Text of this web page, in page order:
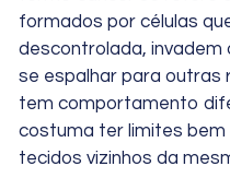
formados por células
descontrolada,
se espalhar para outras
tem comportamento
costuma ter limites bem
tecidos vizinhos da